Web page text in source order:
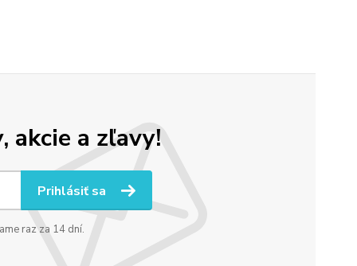
akcie a zľavy!
Prihlásiť sa
raz za 14 dní.